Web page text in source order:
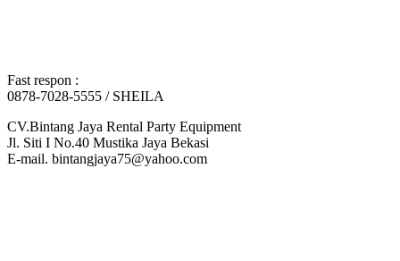
Fast respon :
0878-7028-5555 / SHEILA
CV.Bintang Jaya Rental Party Equipment
Jl. Siti I No.40 Mustika Jaya Bekasi
E-mail. bintangjaya75@yahoo.com